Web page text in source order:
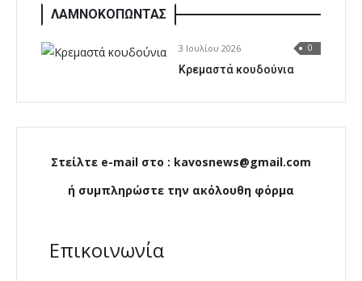
ΛΑΜΝΟΚΟΠΩΝΤΑΣ
3 Ιουλίου 2026 0
Κρεμαστά κουδούνια
Στείλτε e-mail στο : kavosnews@gmail.com
ή συμπληρώστε την ακόλουθη φόρμα
Επικοινωνία